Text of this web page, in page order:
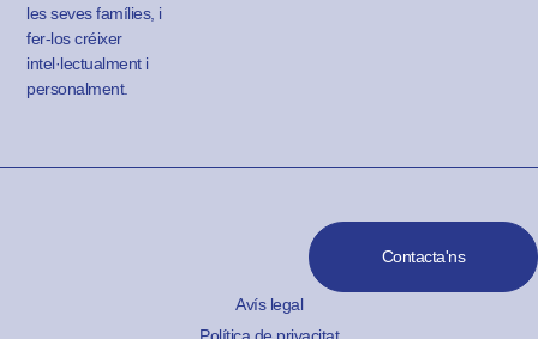
les seves famílies, i
fer-los créixer
intel·lectualment i
personalment.
Contacta'ns
Avís legal
Política de privacitat